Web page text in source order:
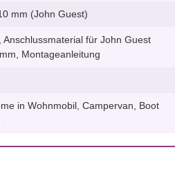
mm (John Guest)
Anschlussmaterial für John Guest
Montageanleitung
in Wohnmobil, Campervan, Boot